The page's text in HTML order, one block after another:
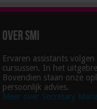
Over SMI
Ervaren assistants
cursussen. In het
Bovendien staan onze
persoonlijk advies.
Meer over Secretary